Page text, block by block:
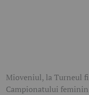
Mioveniul, la Turneul
Campionatului